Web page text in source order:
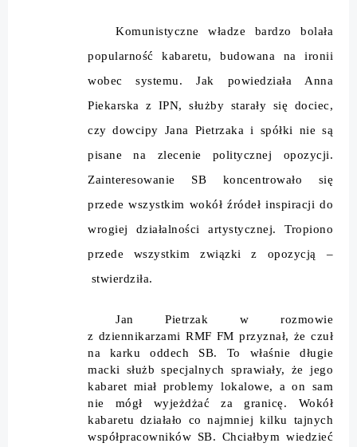
Komunistyczne władze bardzo bolała
popularność kabaretu, budowana na ironii
wobec systemu. Jak powiedziała Anna
Piekarska z IPN, służby starały się dociec,
czy dowcipy Jana Pietrzaka i spółki nie są
pisane na zlecenie politycznej opozycji.
Zainteresowanie SB koncentrowało się
przede wszystkim wokół źródeł inspiracji do
wrogiej działalności artystycznej. Tropiono
przede wszystkim związki z opozycją –
stwierdziła.
Jan Pietrzak w rozmowie
z dziennikarzami RMF FM przyznał, że czuł
na karku oddech SB. To właśnie długie
macki służb specjalnych sprawiały, że jego
kabaret miał problemy lokalowe, a on sam
nie mógł wyjeżdżać za granicę. Wokół
kabaretu działało co najmniej kilku tajnych
współpracowników SB. Chciałbym wiedzieć